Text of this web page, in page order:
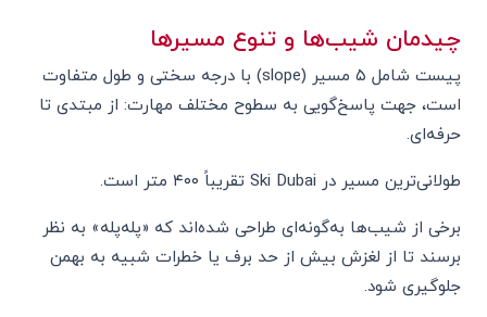
چیدمان شیب‌ها و تنوع مسیرها
پیست شامل ۵ مسیر (slope) با درجه سختی و طول متفاوت
است، جهت پاسخ‌گویی به سطوح مختلف مهارت: از مبتدی تا
حرفه‌ای.
طولانی‌ترین مسیر در Ski Dubai تقریباً ۴۰۰ متر است.
برخی از شیب‌ها به‌گونه‌ای طراحی شده‌اند که «پله‌پله» به نظر
برسند تا از لغزش بیش از حد برف یا خطرات شبیه به بهمن
جلوگیری شود.